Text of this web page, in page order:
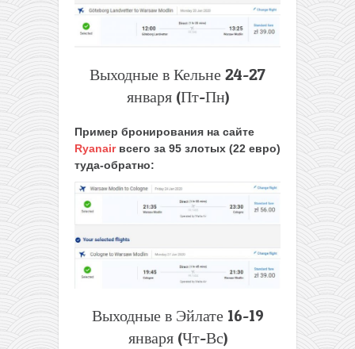
Выходные в Кельне 24-27
января (Пт-Пн)
Пример бронирования на сайте
Ryanairвсего за 95 злотых (22 евро)
туда-обратно:
Выходные в Эйлате 16-19
января (Чт-Вс)